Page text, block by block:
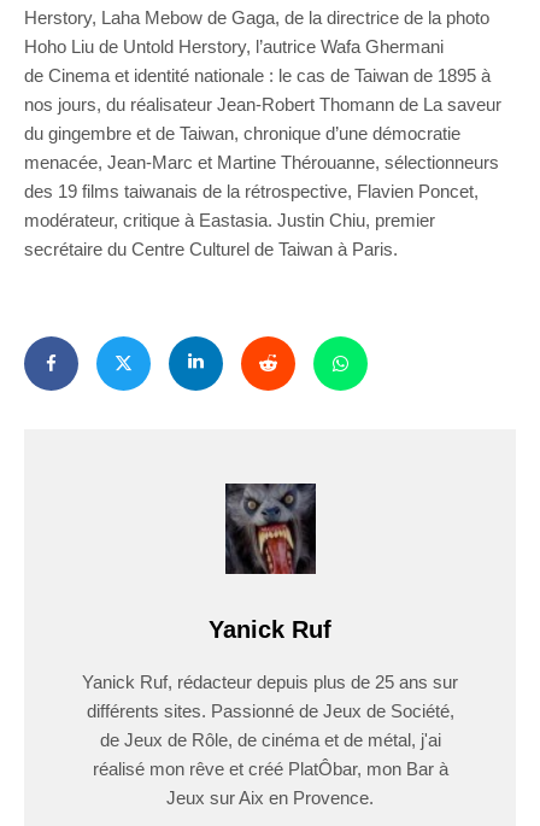
Herstory, Laha Mebow de Gaga, de la directrice de la photo
Hoho Liu de Untold Herstory, l’autrice Wafa Ghermani
de Cinema et identité nationale : le cas de Taiwan de 1895 à
nos jours, du réalisateur Jean-Robert Thomann de La saveur
du gingembre et de Taiwan, chronique d’une démocratie
menacée, Jean-Marc et Martine Thérouanne, sélectionneurs
des 19 films taiwanais de la rétrospective, Flavien Poncet,
modérateur, critique à Eastasia. Justin Chiu, premier
secrétaire du Centre Culturel de Taiwan à Paris.
Yanick Ruf
Yanick Ruf, rédacteur depuis plus de 25 ans sur
différents sites. Passionné de Jeux de Société,
de Jeux de Rôle, de cinéma et de métal, j'ai
réalisé mon rêve et créé PlatÔbar, mon Bar à
Jeux sur Aix en Provence.